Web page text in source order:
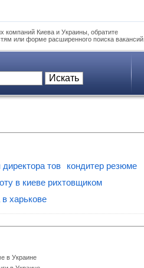
компаний Киева и Украины, обратите
или форме расширенного поиска вакансий.
директора тов
кондитер резюме
в киеве рихтовщиком
харькове
в Украине